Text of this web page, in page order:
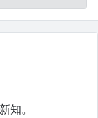
知。